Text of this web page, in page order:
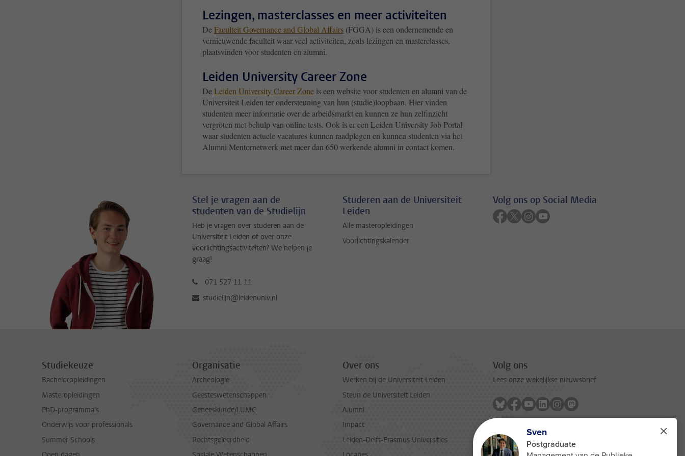
Lezingen, masterclasses en meer activiteiten
DeFaculteit Governance and Global Affairs (FGGA) is een ondernemende en
vernieuwende faculteit waar veel activiteiten, zoals lezingen en masterclasses,
plaatsvinden voor studenten en alumni.
Leiden University Career Zone
DeLeiden University Career Zone is een website voor studenten en alumni van de
Universiteit Leiden ter ondersteuning van hun (studie)loopbaan. Hier vinden
studenten meer informatie over de arbeidsmarkt en kunnen ze hun zelfinzicht
vergroten met behulp van online tests. Ook is er een Leiden University Job Portal
waar studenten actuele vacatures kunnen raadplegen en kunnen studenten via het
Alumni Mentornetwerk met meer dan 650 werkende alumni in contact komen.
Stel je vragen aan de
studenten van de Studielijn
Heb je vragen over studeren aan de
Universiteit Leiden of over onze
voorlichtingsactiviteiten? We helpen je
graag!
071 527 11 11
studielijn@leidenuniv.nl
Studeren aan de Universiteit
Leiden
Alle masteropleidingen
Voorlichtingskalender
Volg ons op Social Media
Volg ons op facebook
Volg ons op twitter
Volg ons op instagram
Volg ons op youtube
Studiekeuze
Bacheloropleidingen
Masteropleidingen
PhD-programma's
Onderwijs voor professionals
Summer Schools
Organisatie
Archeologie
Geesteswetenschappen
Geneeskunde/LUMC
Governance and Global Affairs
Rechtsgeleerdheid
Over ons
Werken bij de Universiteit Leiden
Steun de Universiteit Leiden
Alumni
Impact
Leiden-Delft-Erasmus Universities
Volg ons
Lees onze wekelijkse nieuwsbrief
Volg ons op bluesky
Volg ons op facebook
Volg ons op youtube
Volg ons op linkedin
Volg ons op instagram
Volg ons op mastodon